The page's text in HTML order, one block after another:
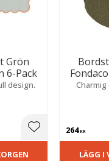
Grön
6-Pack
design.
Lägg till i264KR
LÄGG I